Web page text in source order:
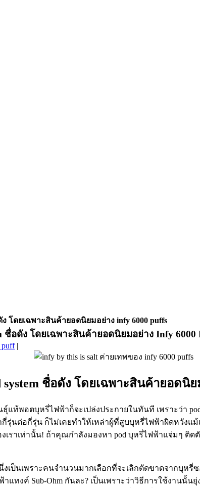
โดยเฉพาะสินค้ายอดนิยมอย่าง infy 6000 puffs
อดัง โดยเฉพาะสินค้ายอดนิยมอย่าง Infy 6000
puff|
ชื่อดัง โดยเฉพาะสินค้ายอดนิย
ท้พอตบุหรี่ไฟฟ้าก็จะเปล่งประกายในทันที เพราะว่า
นต่อกี่รุ่น ก็ไม่เคยทำให้เหล่าผู้ที่สูบบุหรี่ไฟฟ้าผิดหวังแ
าเท่านั้น! ถ้าคุณกำลังมองหา pod บุหรี่ไฟฟ้าแจ่มๆ ติด
ป็นเพราะคนจำนวนมากเลือกที่จะเลิกตัดขาดจากบุหรี่ซ
ทงค์ Sub-Ohm กันละ? เป็นเพราะว่าวิธีการใช้งานนั้น